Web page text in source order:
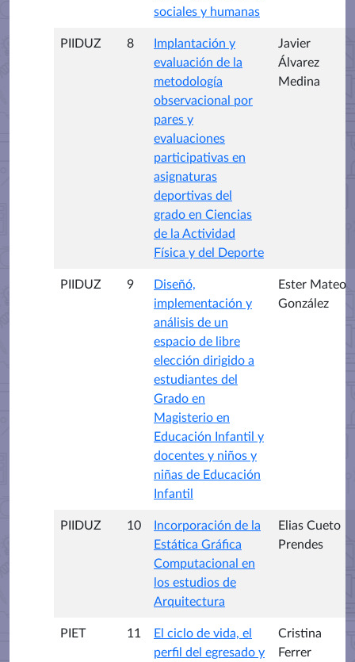
sociales y humanas
PIIDUZ 8
Implantación y
evaluación de la
metodología
observacional por
pares y
evaluaciones
participativas en
asignaturas
deportivas del
grado en Ciencias
de la Actividad
Física y del Deporte
Javier
Álvarez
Medina
PIIDUZ 9
Diseñó,
implementación y
análisis de un
espacio de libre
elección dirigido a
estudiantes del
Grado en
Magisterio en
Educación Infantil y
docentes y niños y
niñas de Educación
Infantil
Ester Mateo
González
PIIDUZ 10
Incorporación de la
Estática Gráfica
Computacional en
los estudios de
Arquitectura
Elias Cueto
Prendes
PIET 11
El ciclo de vida, el
perfil del egresado y
Cristina
Ferrer